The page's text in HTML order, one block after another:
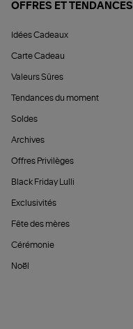
OFFRES ET TENDANCES
Idées Cadeaux
Carte Cadeau
Valeurs Sûres
Tendances du moment
Soldes
Archives
Offres Privilèges
Black Friday Lulli
Exclusivités
Fête des mères
Cérémonie
Noël